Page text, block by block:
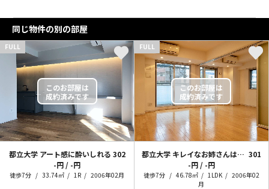
同じ物件の別の部屋
FULL
都立大学 アート感に酔いしれる 302
-円 / -円
徒歩7分 33.74㎡ 1R 2006年02月
FULL
都立大学 キレイなお姉さんは好きですか〜1LDK〜 301
-円 / -円
徒歩7分 46.78㎡ 1LDK
2006年02
月